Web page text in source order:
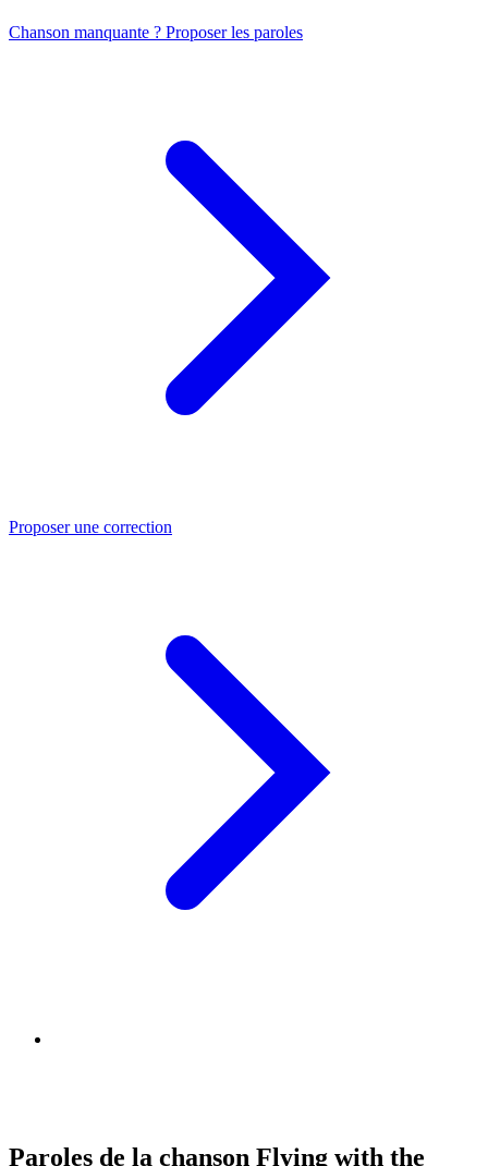
Chanson manquante ? Proposer les paroles
Proposer une correction
Paroles de la chanson Flying with the